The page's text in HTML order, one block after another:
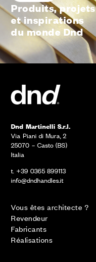
Produits, projets
et inspirations
du monde Dnd
Dnd Martinelli S.r.l.
Via Piani di Mura, 2
25070 – Casto (BS)
Italia
t. +39 0365 899113
info@dndhandles.it
Vous êtes architecte ?
Revendeur
Fabricants
Réalisations